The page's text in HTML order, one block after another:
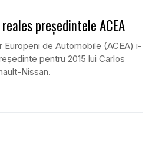
preşedintele ACEA
de Automobile (ACEA) i-
pentru 2015 lui Carlos
Nissan.